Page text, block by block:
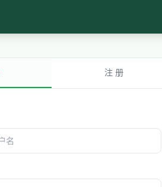
注 册